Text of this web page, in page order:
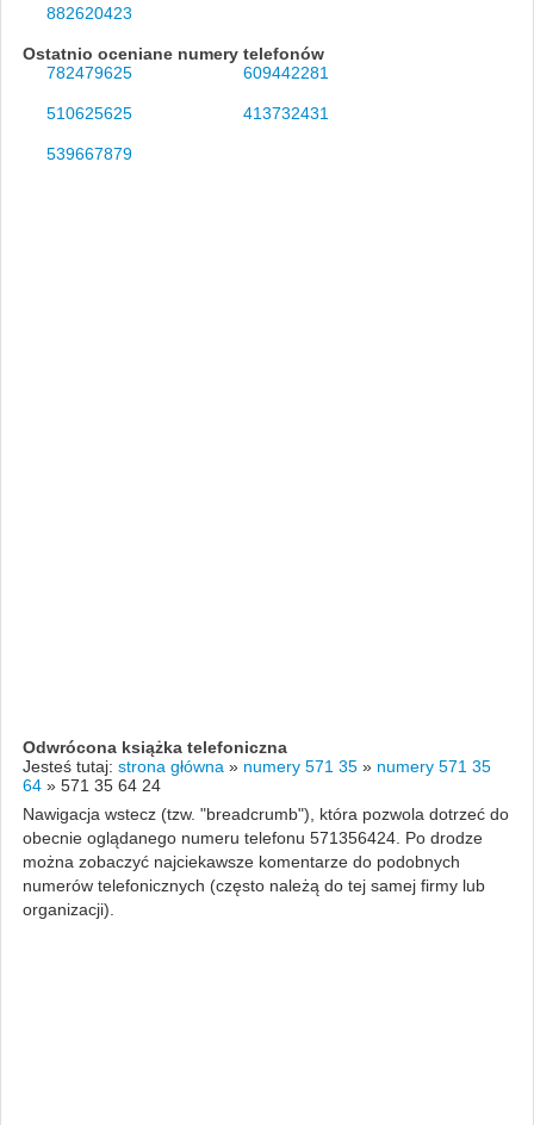
882620423
Ostatnio oceniane numery telefonów
782479625
609442281
510625625 413732431
539667879
Odwrócona książka telefoniczna
Jesteś tutaj: strona główna » numery 571 35 » numery 571 35
64 » 571 35 64 24
Nawigacja wstecz (tzw. "breadcrumb"), która pozwola dotrzeć do
obecnie oglądanego numeru telefonu 571356424. Po drodze
można zobaczyć najciekawsze komentarze do podobnych
numerów telefonicznych (często należą do tej samej firmy lub
organizacji).